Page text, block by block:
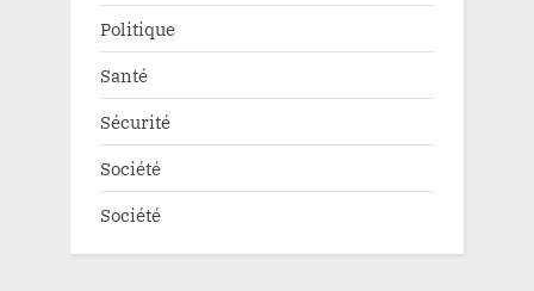
Politique
Santé
Sécurité
Société
Société